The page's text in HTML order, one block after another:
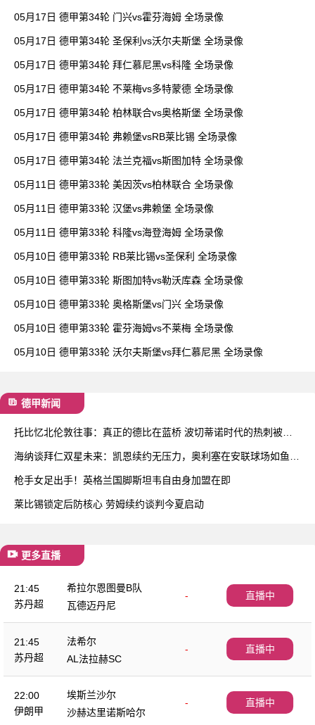
05月17日 德甲第34轮 门兴vs霍芬海姆 全场录像
05月17日 德甲第34轮 圣保利vs沃尔夫斯堡 全场录像
05月17日 德甲第34轮 拜仁慕尼黑vs科隆 全场录像
05月17日 德甲第34轮 不莱梅vs多特蒙德 全场录像
05月17日 德甲第34轮 柏林联合vs奥格斯堡 全场录像
05月17日 德甲第34轮 弗赖堡vsRB莱比锡 全场录像
05月17日 德甲第34轮 法兰克福vs斯图加特 全场录像
05月11日 德甲第33轮 美因茨vs柏林联合 全场录像
05月11日 德甲第33轮 汉堡vs弗赖堡 全场录像
05月11日 德甲第33轮 科隆vs海登海姆 全场录像
05月10日 德甲第33轮 RB莱比锡vs圣保利 全场录像
05月10日 德甲第33轮 斯图加特vs勒沃库森 全场录像
05月10日 德甲第33轮 奥格斯堡vs门兴 全场录像
05月10日 德甲第33轮 霍芬海姆vs不莱梅 全场录像
05月10日 德甲第33轮 沃尔夫斯堡vs拜仁慕尼黑 全场录像
德甲新闻
托比忆北伦敦往事：真正的德比在蓝桥 波切蒂诺时代的热刺被低
海纳谈拜仁双星未来：凯恩续约无压力，奥利塞在安联球场如鱼得
枪手女足出手！英格兰国脚斯坦韦自由身加盟在即
莱比锡锁定后防核心 劳姆续约谈判今夏启动
更多直播
21:45
苏丹超
希拉尔恩图曼B队
-
瓦德迈丹尼
直播中
21:45
苏丹超
法希尔
-
AL法拉赫SC
直播中
22:00
伊朗甲
埃斯兰沙尔
-
沙赫达里诺斯哈尔
直播中